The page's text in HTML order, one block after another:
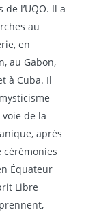
l’UQO. Il a
au
en
au Gabon,
à Cuba. Il
de la
après
Équateur
Libre